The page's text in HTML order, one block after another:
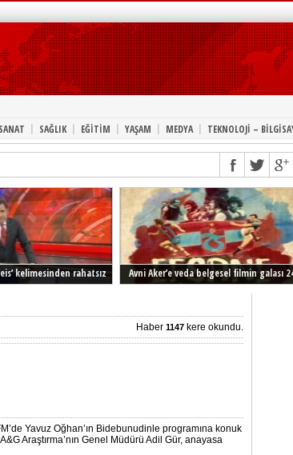
| SAĞLIK | EĞİTİM | YAŞAM | MEDYA | TEKNOLOJİ –
kelimesinden rahatsız
Avni Aker’e veda belgesel filmin galası
Haber 1147 kere okundu.
Yavuz Oğhan’ın Bidebunudinle programına konuk
Araştırma’nın Genel Müdürü Adil Gür, anayasa